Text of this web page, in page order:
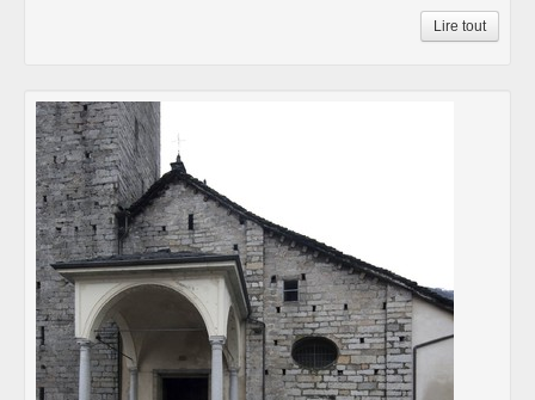
Lire tout